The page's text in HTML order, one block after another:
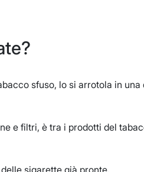
sfuso, lo si arrotola in
e filtri, è tra i prodotti del